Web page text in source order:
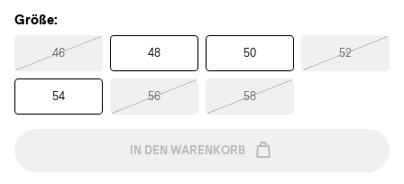
Größe:
46 48 50 52
54 56 58
IN DEN WARENKORB